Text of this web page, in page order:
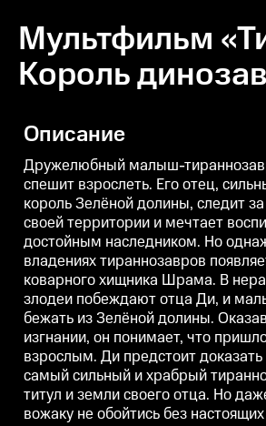
Мультфильм
Король
Описание
Дружелюбный малыш-
спешит взрослеть. Его отец,
король Зелёной долины, следит
своей территории и мечтает
достойным наследником. Но
владениях тираннозавров
коварного хищника Шрама. В
злодеи побеждают отца Ди, и
бежать из Зелёной долины.
изгнании, он понимает, что
взрослым. Ди предстоит
самый сильный и храбрый
титул и земли своего отца. Но
вожаку не обойтись без